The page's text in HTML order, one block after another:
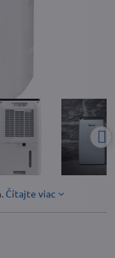
Čítajte viac